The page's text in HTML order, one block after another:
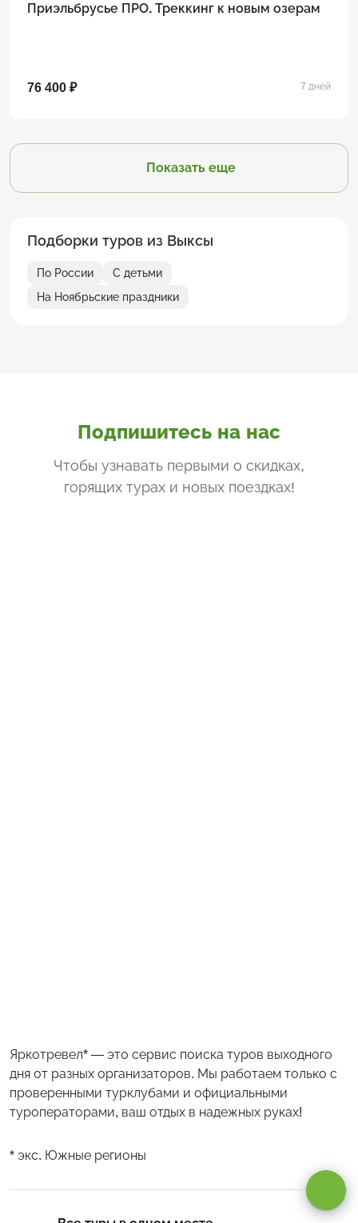
Приэльбрусье ПРО. Треккинг к новым озерам
76 400 ₽ 7 дней
Показать еще
Подборки туров из Выксы
По России
С детьми
На Ноябрьские праздники
Подпишитесь на нас
Чтобы узнавать первыми о скидках,
горящих турах и новых поездках!
Яркотревел* — это сервис поиска туров выходного
дня от разных организаторов. Мы работаем только с
проверенными турклубами и официальными
туроператорами, ваш отдых в надежных руках!
* экс. Южные регионы